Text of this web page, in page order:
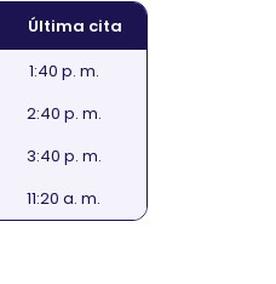
Última cita
1:40 p. m.
2:40 p. m.
3:40 p. m.
11:20 a. m.